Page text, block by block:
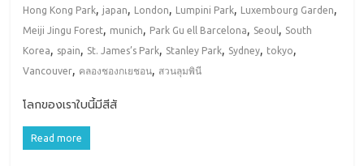
Hong Kong Park, japan, London, Lumpini Park, Luxembourg Garden,
Meiji Jingu Forest, munich, Park Gu ell Barcelona, Seoul , South
Korea, spain, St. James’s Park, Stanley Park, Sydney, tokyo,
Vancouver, คลองชองกเยชอน, สวนลุมพินี
โลกของเราใบนี้มีสีสั
Read more